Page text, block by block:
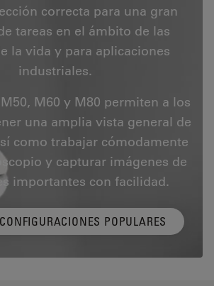
correcta para una gran
tareas en el ámbito de las
la vida y para aplicaciones
industriales.
M60 y M80 permiten a los
una amplia vista general de
como trabajar cómodamente
y capturar imágenes de
importantes con facilidad.
POPULARES